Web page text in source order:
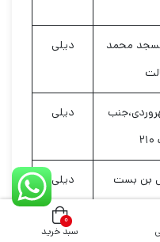
مسجد محمد
دیلی
دیلی
بن بست
دیلی
۰
سبد خرید